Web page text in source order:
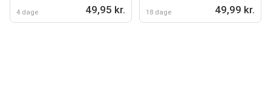
4 dage 49,95 kr. 18 dage 49,99 kr.